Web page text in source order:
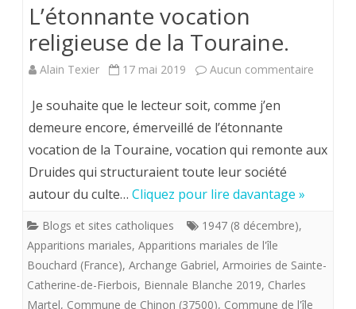
L’étonnante vocation
religieuse de la Touraine.
Alain Texier 17 mai 2019 Aucun commentaire
Je souhaite que le lecteur soit, comme j’en
demeure encore, émerveillé de l’étonnante
vocation de la Touraine, vocation qui remonte aux
Druides qui structuraient toute leur société
autour du culte… Cliquez pour lire davantage »
Blogs et sites catholiques 1947 (8 décembre),
Apparitions mariales, Apparitions mariales de l'île
Bouchard (France), Archange Gabriel, Armoiries de Sainte-
Catherine-de-Fierbois, Biennale Blanche 2019, Charles
Martel, Commune de Chinon (37500), Commune de l'île